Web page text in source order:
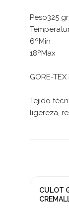
Peso325 gr
6ºMin
18ºMax
GORE-
Tejido
ligereza,
¡En
CULOT GSPORT LARGO
CREMALLERAS